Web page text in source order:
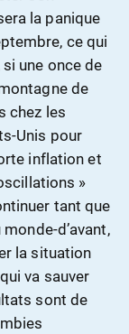
la panique
ce qui
une once de
de
chez les
Unis pour
inflation et
»
tant que
d’avant,
la situation
va sauver
sont de